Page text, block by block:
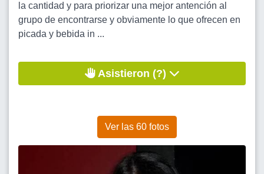
la cantidad y para priorizar una mejor antención al
grupo de encontrarse y obviamente lo que ofrecen en
picada y bebida in ...
Asistieron (?)
Ver las 60 fotos